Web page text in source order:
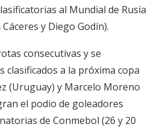
al Mundial de Rusia
y Diego Godín).
consecutivas y se
clasificados a la próxima copa
(Uruguay) y Marcelo Moreno
el podio de goleadores
de Conmebol (26 y 20